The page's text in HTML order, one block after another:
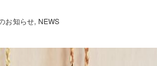
お知らせ NEWS